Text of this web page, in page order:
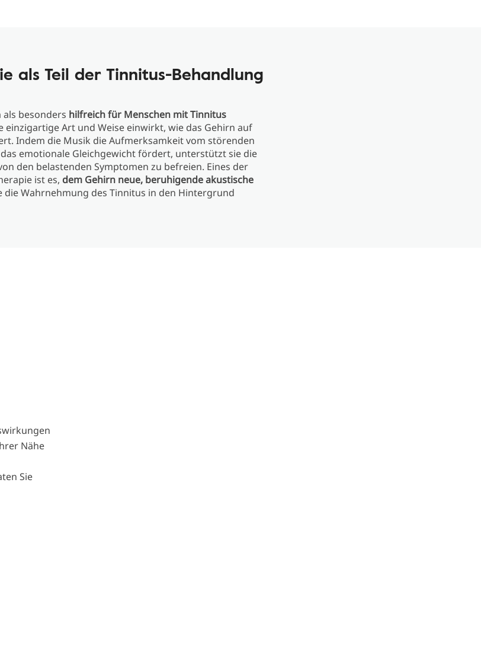
als Teil der Tinnitus-Behandlung
besonders hilfreich für Menschen mit Tinnitus
einzigartige Art und Weise einwirkt, wie das Gehirn auf
Indem die Musik die Aufmerksamkeit vom störenden
emotionale Gleichgewicht fördert, unterstützt sie die
den belastenden Symptomen zu befreien. Eines der
ist es, dem Gehirn neue, beruhigende akustische
die Wahrnehmung des Tinnitus in den Hintergrund
Nähe
Sie